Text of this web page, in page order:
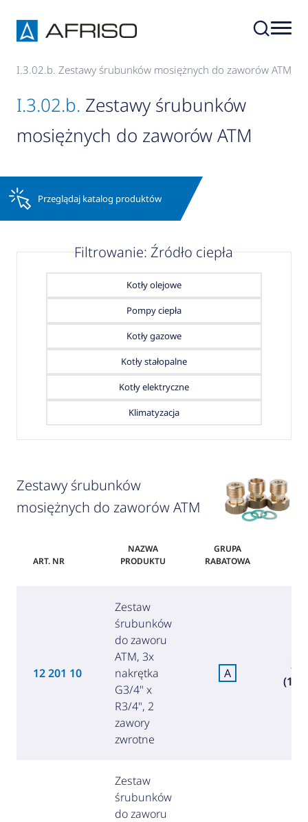
I.3.02.b. Zestawy śrubunków mosiężnych do zaworów ATM
I.3.02.b. Zestawy śrubunków
mosiężnych do zaworów ATM
Przeglądaj katalog produktów
Filtrowanie: Źródło ciepła
Kotły olejowe
Pompy ciepła
Kotły gazowe
Kotły stałopalne
Kotły elektryczne
Klimatyzacja
Zestawy śrubunków
mosiężnych do zaworów ATM
ART. NR
NAZWA
PRODUKTU
GRUPA
RABATOWA
12 201 10
Zestaw
śrubunków
do zaworu
ATM, 3x
nakrętka
G3/4" x
R3/4", 2
zawory
zwrotne
A
Zestaw
śrubunków
do zaworu